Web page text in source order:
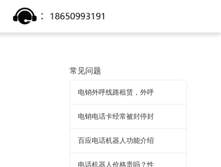
常见问题
电销外呼线路租赁，外呼
电销电话卡经常被封停封
百应电话机器人功能介绍
电话机器人价格贵吗？性